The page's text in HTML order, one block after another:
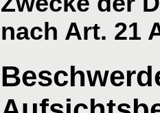
nach Art. 21